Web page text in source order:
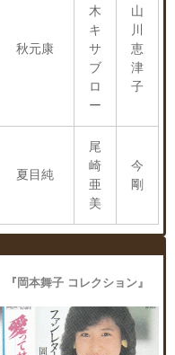
秋元康
木
キ
サ
ブ
ロ
ー
山
川
恵
津
子
夏目純
尾
崎
亜
美
今
剛
『岡本舞子 コレクション』